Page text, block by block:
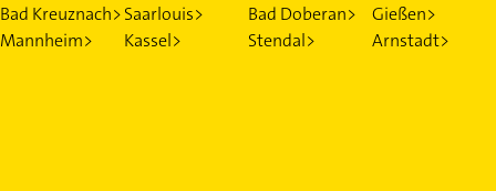
Bad Kreuznach>Saarlouis> Bad Doberan>
Gießen>
Mannheim>
Kassel> Stendal> Arnstadt>